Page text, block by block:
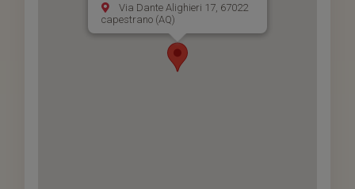
Via Dante Alighieri 17, 67022
capestrano (AQ)